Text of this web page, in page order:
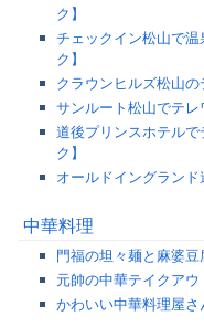
ク】
チェックイン松山で
ク】
クラウンヒルズ松山の
サンルート松山でテレ
道後プリンスホテル
ク】
オールドイングラン
中華料理
門福の坦々麺と麻婆豆
元帥の中華テイクアウ
かわいい中華料理屋さ